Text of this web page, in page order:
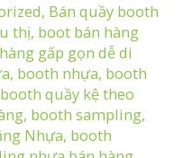
, Bán quầy booth
thị, boot bán hàng
gấp gọn dễ di
, booth nhựa, booth
booth quầy kệ theo
, booth sampling,
Nhựa, booth